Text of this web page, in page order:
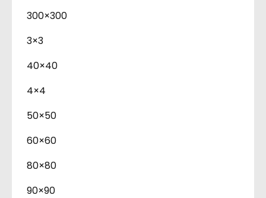
300×300
3×3
40×40
4×4
50×50
60×60
80×80
90×90